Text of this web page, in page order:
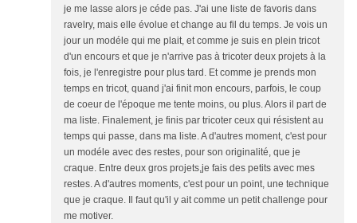
je me lasse alors je céde pas. J'ai une liste de favoris dans
ravelry, mais elle évolue et change au fil du temps. Je vois un
jour un modéle qui me plait, et comme je suis en plein tricot
d'un encours et que je n'arrive pas à tricoter deux projets à la
fois, je l'enregistre pour plus tard. Et comme je prends mon
temps en tricot, quand j'ai finit mon encours, parfois, le coup
de coeur de l'époque me tente moins, ou plus. Alors il part de
ma liste. Finalement, je finis par tricoter ceux qui résistent au
temps qui passe, dans ma liste. A d'autres moment, c'est pour
un modéle avec des restes, pour son originalité, que je
craque. Entre deux gros projets,je fais des petits avec mes
restes. A d'autres moments, c'est pour un point, une technique
que je craque. Il faut qu'il y ait comme un petit challenge pour
me motiver.